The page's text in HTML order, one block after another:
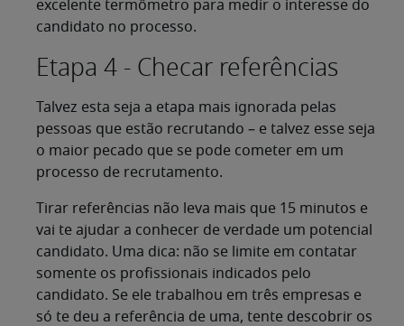
excelente termômetro para medir o interesse do
candidato no processo.
Etapa 4 - Checar referências
Talvez esta seja a etapa mais ignorada pelas
pessoas que estão recrutando – e talvez esse seja
o maior pecado que se pode cometer em um
processo de recrutamento.
Tirar referências não leva mais que 15 minutos e
vai te ajudar a conhecer de verdade um potencial
candidato. Uma dica: não se limite em contatar
somente os profissionais indicados pelo
candidato. Se ele trabalhou em três empresas e
só te deu a referência de uma, tente descobrir os